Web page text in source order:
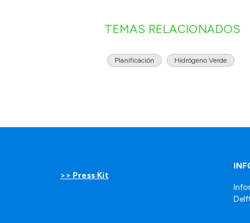
TEMAS RELACIONADOS
Planificación Hidrógeno Verde
>> Press Kit